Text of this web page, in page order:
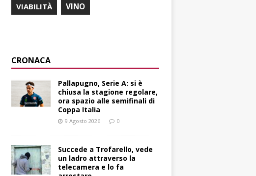
VIABILITÀ VINO
CRONACA
Pallapugno, Serie A: si è
chiusa la stagione regolare,
ora spazio alle semifinali di
Coppa Italia
9 Agosto 2026 0
Succede a Trofarello, vede
un ladro attraverso la
telecamera e lo fa